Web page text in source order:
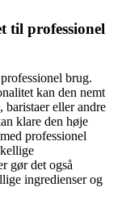
til professionel
brug.
kan den nemt
eller andre
klare den høje
professionel
gør det også
ingredienser og